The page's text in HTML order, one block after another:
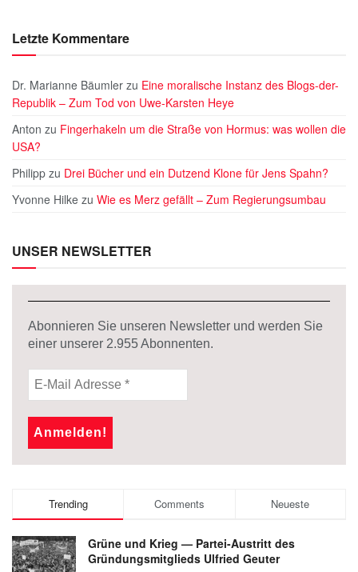
Letzte Kommentare
Dr. Marianne Bäumler zu Eine moralische Instanz des Blogs-der-
Republik – Zum Tod von Uwe-Karsten Heye
Anton zu Fingerhakeln um die Straße von Hormus: was wollen die
USA?
Philipp zu Drei Bücher und ein Dutzend Klone für Jens Spahn?
Yvonne Hilke zu Wie es Merz gefällt – Zum Regierungsumbau
UNSER NEWSLETTER
Abonnieren Sie unseren Newsletter und werden Sie
einer unserer 2.955Abonnenten.
Trending Comments Neueste
Grüne und Krieg — Partei-Austritt des
Gründungsmitglieds Ulfried Geuter